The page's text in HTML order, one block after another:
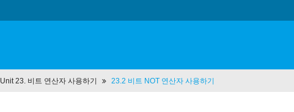
Unit 23. 비트 연산자 사용하기 23.2 비트 NOT 연산자 사용하기